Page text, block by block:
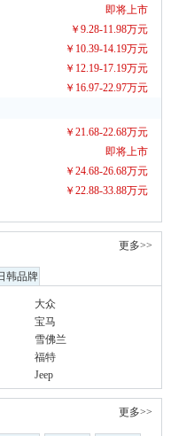
即将上市
￥9.28-11.98万元
￥10.39-14.19万元
￥12.19-17.19万元
￥16.97-22.97万元
￥21.68-22.68万元
即将上市
￥24.68-26.68万元
￥22.88-33.88万元
更多>>
韩品牌
大众
宝马
雪佛兰
福特
Jeep
更多>>